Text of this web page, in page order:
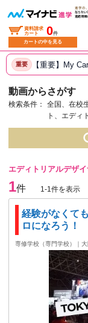
資料請求
カート
0件
カートの中を見る
重要 【重要】My
動画からさがす
検索条件：
全国、在校
ト、エディ
エディトリアルデザ
1件 1-1件を表示
経験がなくて
ロになろう！
専修学校（専門学校）｜